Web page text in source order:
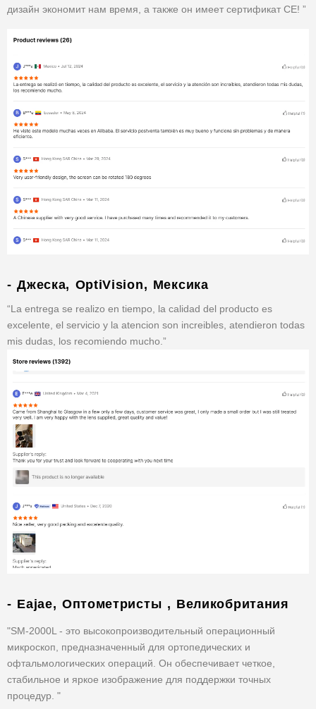
дизайн экономит нам время, а также он имеет сертификат CE! ”
- Джеска, OptiVision, Мексика
“La entrega se realizo en tiempo, la calidad del producto es
excelente, el servicio y la atencion son increibles, atendieron todas
mis dudas, los recomiendo mucho.”
- Eajae, Оптометристы , Великобритания
"SM-2000L - это высокопроизводительный операционный
микроскоп, предназначенный для ортопедических и
офтальмологических операций. Он обеспечивает четкое,
стабильное и яркое изображение для поддержки точных
процедур. "